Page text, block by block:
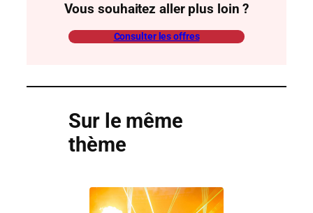
Vous souhaitez aller plus loin ?
Consulter les offres
Sur le même
thème